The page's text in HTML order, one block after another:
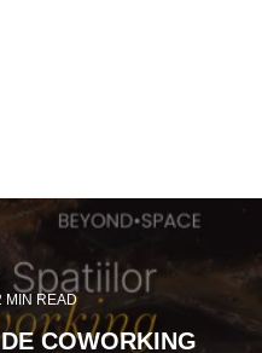
MIN READ
COWORKING